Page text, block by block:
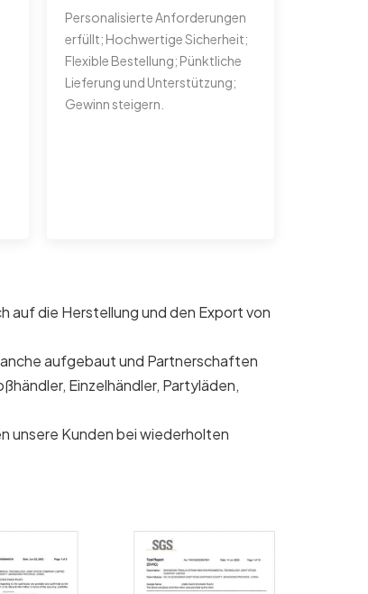
Personalisierte Anforderungen
erfüllt; Hochwertige Sicherheit;
Flexible Bestellung; Pünktliche
Lieferung und Unterstützung;
Gewinn steigern.
auf die Herstellung und den Export von
aufgebaut und Partnerschaften
Einzelhändler, Partyläden,
unsere Kunden bei wiederholten